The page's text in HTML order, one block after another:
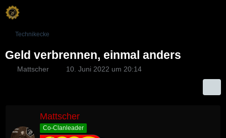
Technikecke
Geld verbrennen, einmal anders
Mattscher 10. Juni 2022 um 20:14
Mattscher
Co-Clanleader